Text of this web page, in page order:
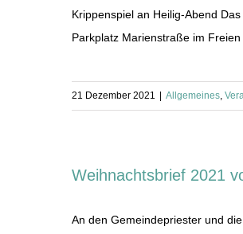
Krippenspiel an Heilig-Abend
Parkplatz Marienstraße im Freien
21 Dezember 2021 Allgemeines,
Weihnachtsbrief 2021
An den Gemeindepriester und